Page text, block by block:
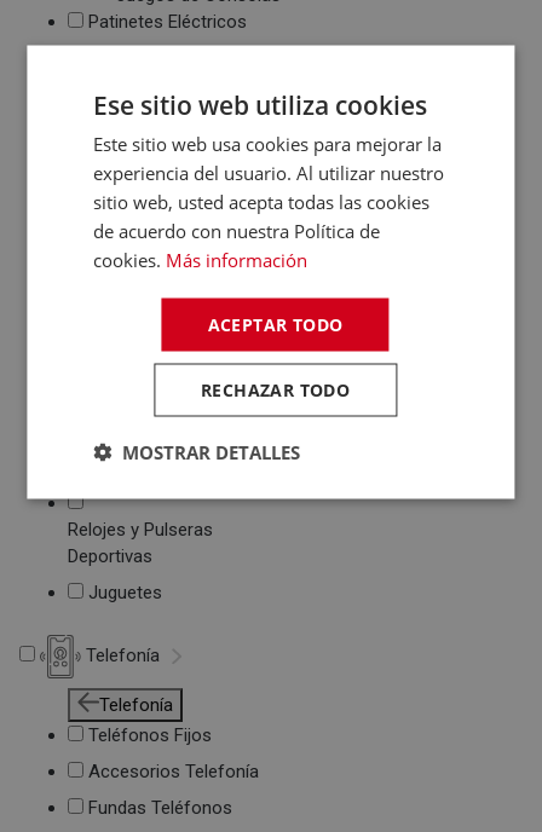
Patinetes Eléctricos
Cámaras Reflex
Cámaras Digitales
Proyectores
Cámaras Deportivas
Sonido
Reproductores MP3
/ MP4 / MP5
Despertadores
Barras de Sonido
Altavoces
Inalambricos
Relojes y Pulseras
Deportivas
Juguetes
Telefonía
Telefonía
Teléfonos Fijos
Accesorios Telefonía
Fundas Teléfonos
Ese sitio web utiliza cookies
Este sitio web usa cookies para mejorar la
experiencia del usuario. Al utilizar nuestro
sitio web, usted acepta todas las cookies
de acuerdo con nuestra Política de
cookies. Más información
ACEPTAR TODO
RECHAZAR TODO
MOSTRAR DETALLES